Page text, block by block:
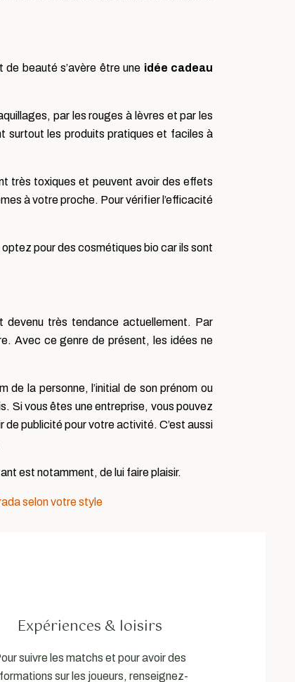
de beauté s’avère être une idée cadeau
par les rouges à lèvres et par les
surtout les produits pratiques et faciles à
très toxiques et peuvent avoir des effets
à votre proche. Pour vérifier l’efficacité
pour des cosmétiques bio car ils sont
devenu très tendance actuellement. Par
Avec ce genre de présent, les idées ne
de la personne, l’initial de son prénom ou
Si vous êtes une entreprise, vous pouvez
publicité pour votre activité. C’est aussi
est notamment, de lui faire plaisir.
selon votre style
Expériences & loisirs
suivre les matchs et pour avoir des
sur les joueurs, renseignez-